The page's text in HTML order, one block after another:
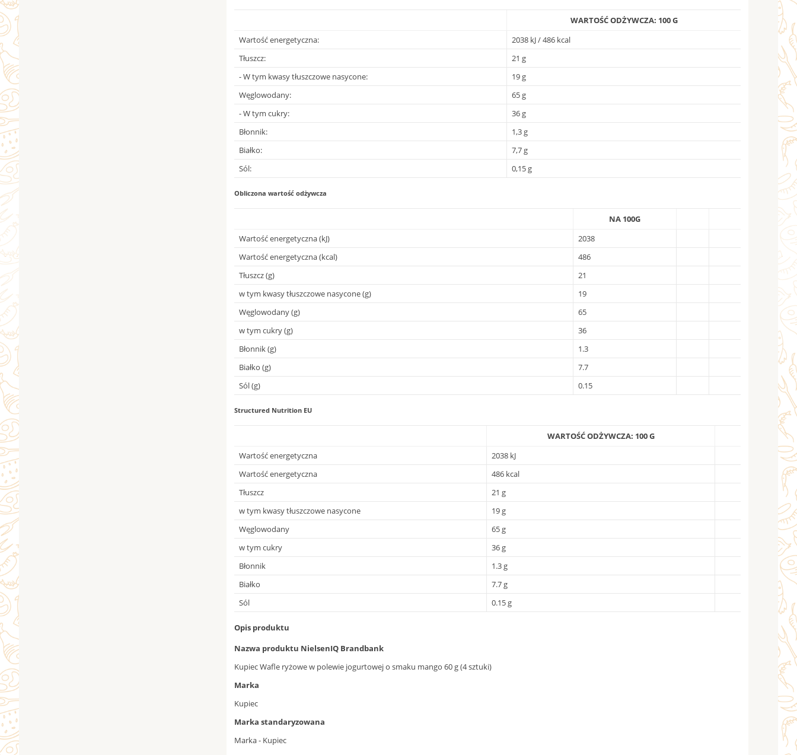
WARTOŚĆ ODŻYWCZA: 100 G
Wartość energetyczna:
2038 kJ / 486 kcal
Tłuszcz:
21 g
- W tym kwasy tłuszczowe nasycone:
19 g
Węglowodany:
65 g
- W tym cukry:
36 g
Błonnik:
1,3 g
Białko:
7,7 g
Sól:
0,15 g
Obliczona wartość odżywcza
NA 100G
Wartość energetyczna (kJ)
2038
Wartość energetyczna (kcal)
486
Tłuszcz (g)
21
w tym kwasy tłuszczowe nasycone (g)
19
Węglowodany (g)
65
w tym cukry (g)
36
Błonnik (g)
1.3
Białko (g)
7.7
Sól (g)
0.15
Structured Nutrition EU
WARTOŚĆ ODŻYWCZA: 100 G
Wartość energetyczna
2038 kJ
Wartość energetyczna
486 kcal
Tłuszcz
21 g
w tym kwasy tłuszczowe nasycone
19 g
Węglowodany
65 g
w tym cukry
36 g
Błonnik
1.3 g
Białko
7.7 g
Sól
0.15 g
Opis produktu
Nazwa produktu NielsenIQ Brandbank
Kupiec Wafle ryżowe w polewie jogurtowej o smaku mango 60 g (4 sztuki)
Marka
Kupiec
Marka standaryzowana
Marka - Kupiec